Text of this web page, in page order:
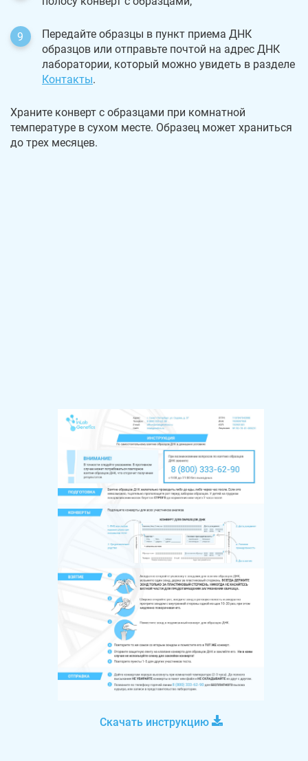
Передайте образцы в пункт приема ДНК
образцов или отправьте почтой на адрес ДНК
лаборатории, который можно увидеть в разделе
Контакты.
Храните конверт с образцами при комнатной
температуре в сухом месте. Образец может храниться
до трех месяцев.
Скачать инструкцию